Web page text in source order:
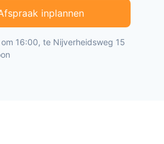
inplannen
16:00, te Nijverheidsweg 15